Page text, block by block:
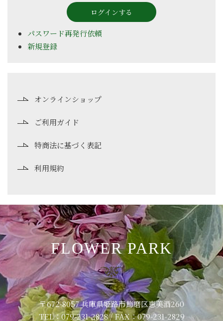
パスワード再発行依頼
新規登録
オンラインショップ
ご利用ガイド
特商法に基づく表記
利用規約
FLOWER PARK
〒672-8057 兵庫県姫路市飾磨区恵美酒260
TEL：079-231-2828 / FAX：079-231-2829